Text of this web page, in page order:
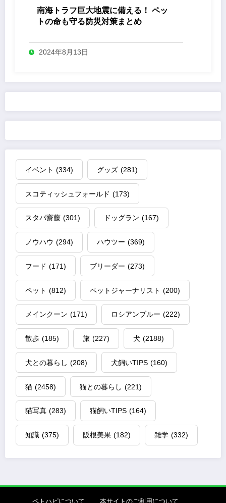
南海トラフ巨大地震に備える！ ペッ
トの命も守る防災対策まとめ
2024年8月13日
イベント (334) グッズ (281)
スコティッシュフォールド (173)
スタパ齋藤 (301) ドッグラン (167)
ノウハウ (294) ハウツー (369)
フード (171) ブリーダー (273)
ペット (812) ペットジャーナリスト (200)
メインクーン (171) ロシアンブルー (222)
散歩 (185) 旅 (227) 犬 (2188)
犬との暮らし (208) 犬飼いTIPS (160)
猫 (2458) 猫との暮らし (221)
猫写真 (283) 猫飼いTIPS (164)
知識 (375) 阪根美果 (182) 雑学 (332)
ペトハピについて 本サイトのご利用について